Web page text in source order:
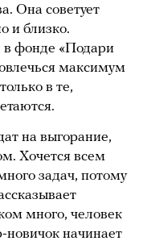
Она советует
и близко.
в фонде «Подари
максимум
в те,
на выгорание,
Хочется всем
задач, потому
много, человек
новичок начинает